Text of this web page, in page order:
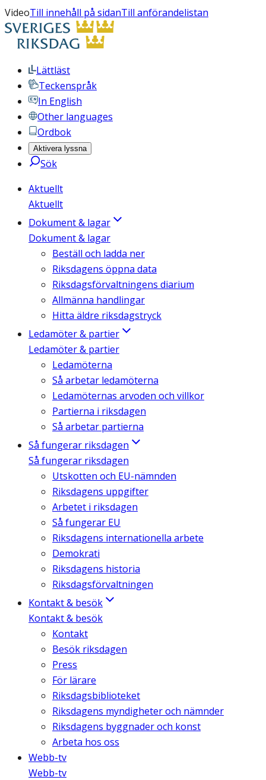
VideoTill innehåll på sidanTill anförandelistan
Lättläst
Teckenspråk
In English
Other languages
Ordbok
Aktivera lyssna
Sök
Aktuellt
Aktuellt
Dokument & lagar
Dokument & lagar
Beställ och ladda ner
Riksdagens öppna data
Riksdagsförvaltningens diarium
Allmänna handlingar
Hitta äldre riksdagstryck
Ledamöter & partier
Ledamöter & partier
Ledamöterna
Så arbetar ledamöterna
Ledamöternas arvoden och villkor
Partierna i riksdagen
Så arbetar partierna
Så fungerar riksdagen
Så fungerar riksdagen
Utskotten och EU-nämnden
Riksdagens uppgifter
Arbetet i riksdagen
Så fungerar EU
Riksdagens internationella arbete
Demokrati
Riksdagens historia
Riksdagsförvaltningen
Kontakt & besök
Kontakt & besök
Kontakt
Besök riksdagen
Press
För lärare
Riksdagsbiblioteket
Riksdagens myndigheter och nämnder
Riksdagens byggnader och konst
Arbeta hos oss
Webb-tv
Webb-tv